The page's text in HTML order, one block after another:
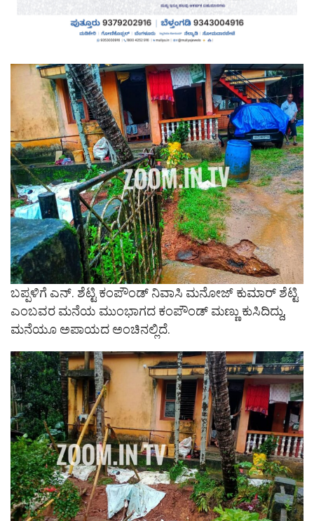
ಬಪ್ಪಳಿಗೆ ಎನ್. ಶೆಟ್ಟಿ ಕಂಪೌಂಡ್ ನಿವಾಸಿ ಮನೋಜ್ ಕುಮಾರ್ ಶೆಟ್ಟಿ
ಎಂಬವರ ಮನೆಯ ಮುಂಭಾಗದ ಕಂಪೌಂಡ್ ಮಣ್ಣು ಕುಸಿದಿದ್ದು,
ಮನೆಯೂ ಅಪಾಯದ ಅಂಚಿನಲ್ಲಿದೆ.